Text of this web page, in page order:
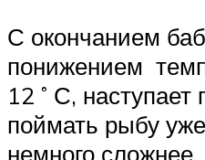
С окончанием
понижением
12 ˚ С, наступает
поймать рыбу
немного